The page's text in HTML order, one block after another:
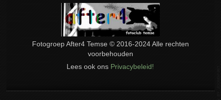
Fotogroep After4 Temse © 2016-2024 Alle rechten
voorbehouden
Lees ook onsPrivacybeleid!